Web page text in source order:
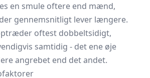
en smule oftere end mænd,
gennemsnitligt lever længere.
oftest dobbelt­s­idigt,
samtidig - det ene øje
angrebet end det andet.